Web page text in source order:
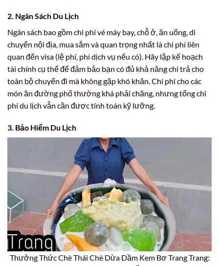
2. Ngân Sách Du Lịch
Ngân sách bao gồm chi phí vé máy bay, chỗ ở, ăn uống, di
chuyển nội địa, mua sắm và quan trọng nhất là chi phí liên
quan đến visa (lệ phí, phí dịch vụ nếu có). Hãy lập kế hoạch
tài chính cụ thể để đảm bảo bạn có đủ khả năng chi trả cho
toàn bộ chuyến đi mà không gặp khó khăn. Chi phí cho các
món ăn đường phố thường khá phải chăng, nhưng tổng chi
phí du lịch vẫn cần được tính toán kỹ lưỡng.
3. Bảo Hiểm Du Lịch
Thưởng Thức Chè Thái Chè Dừa Dầm Kem Bơ Trang Trang: